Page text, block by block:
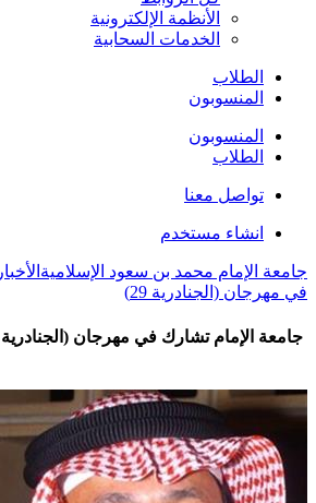
الأنظمة الإلكترونية
الخدمات السحابية
الطلاب
المنسوبون
المنسوبون
الطلاب
تواصل معنا
انشاء مستخدم
جامعة الإمام محمد بن سعود الإسلامية الأخبار
في مهرجان (الجنادرية 29)
جامعة الإمام تشارك في مهرجان (الجنادرية 29)